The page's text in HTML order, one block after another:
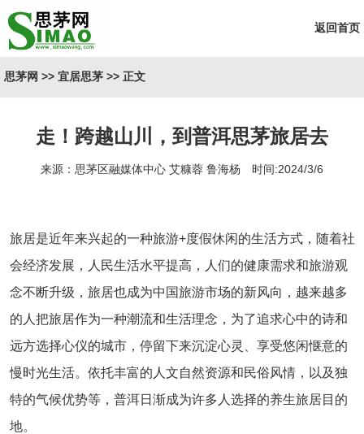
返回首页
思茅网 >> 宜居思茅>> 正文
走！跨越山川，到普洱思茅旅居去
来源：思茅区融媒体中心 艾糠蓉 鲁海杨 时间:2024/3/6
旅居是近年来兴起的一种旅游+度假休闲的生活方式，随着社
会经济发展，人民生活水平提高，人们的健康需求和旅游观
念不断升级，旅居也成为中国旅游市场的新风向，越来越多
的人把旅居作为一种潮流和生活理念，为了追求心中的诗和
远方选择心仪的城市，停留下来沉淀心灵、享受悠闲惬意的
慢时光生活。依托丰富的人文自然资源和民俗风情，以及独
特的气候优势等，普洱日渐成为许多人选择的养生旅居目的
地。